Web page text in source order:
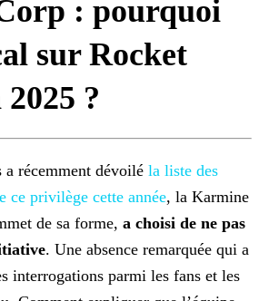
: pourquoi
sur Rocket
?
a récemment dévoilé la liste des
ce privilège cette année, la Karmine
de sa forme, a choisi de ne pas
. Une absence remarquée qui a
interrogations parmi les fans et les